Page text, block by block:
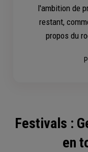
l'ambition de
restant,
propos du
Festivals :
en